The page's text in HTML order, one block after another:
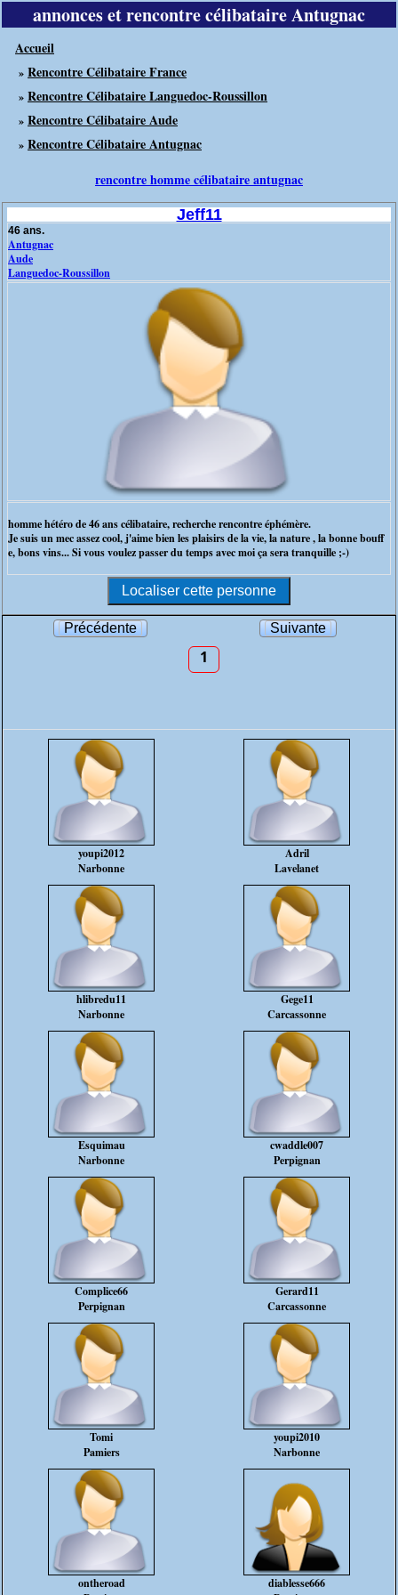
annonces et rencontre célibataire Antugnac
Accueil
» Rencontre Célibataire France
» Rencontre Célibataire Languedoc-Roussillon
» Rencontre Célibataire Aude
» Rencontre Célibataire Antugnac
rencontre homme célibataire antugnac
Jeff11
46 ans.
Antugnac
Aude
Languedoc-Roussillon
homme hétéro de 46 ans célibataire, recherche rencontre éphémère.
Je suis un mec assez cool, j'aime bien les plaisirs de la vie, la nature , la bonne bouff
e, bons vins... Si vous voulez passer du temps avec moi ça sera tranquille ;-)
Précédente Suivante
1
youpi2012
Narbonne
Adril
Lavelanet
hlibredu11
Narbonne
Gege11
Carcassonne
Esquimau
Narbonne
cwaddle007
Perpignan
Complice66
Perpignan
Gerard11
Carcassonne
Tomi
Pamiers
youpi2010
Narbonne
ontheroad
diablesse666